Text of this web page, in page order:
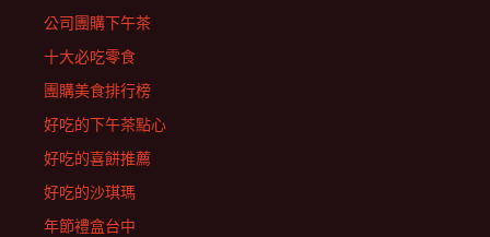
公司團購下午茶
十大必吃零食
團購美食排行榜
好吃的下午茶點心
好吃的喜餅推薦
好吃的沙琪瑪
年節禮盒台中